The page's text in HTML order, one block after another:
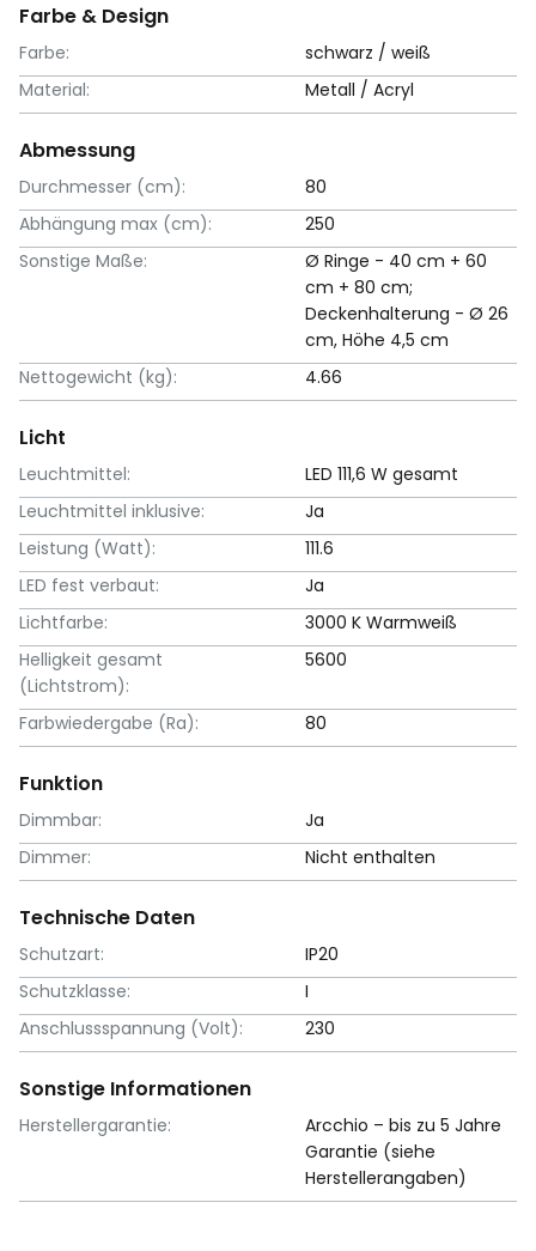
Farbe & Design
Farbe:
schwarz / weiß
Material:
Metall / Acryl
Abmessung
Durchmesser (cm):
80
Abhängung max (cm):
250
Sonstige Maße:
Ø Ringe - 40 cm + 60
cm + 80 cm;
Deckenhalterung - Ø 26
cm, Höhe 4,5 cm
Nettogewicht (kg):
4.66
Licht
Leuchtmittel:
LED 111,6 W gesamt
Leuchtmittel inklusive:
Ja
Leistung (Watt):
111.6
LED fest verbaut:
Ja
Lichtfarbe:
3000 K Warmweiß
Helligkeit gesamt
(Lichtstrom):
5600
Farbwiedergabe (Ra): 80
Funktion
Dimmbar:
Ja
Dimmer:
Nicht enthalten
Technische Daten
Schutzart:
IP20
Schutzklasse:
I
Anschlussspannung (Volt):
230
Sonstige Informationen
Herstellergarantie:
Arcchio – bis zu 5 Jahre
Garantie (siehe
Herstellerangaben)